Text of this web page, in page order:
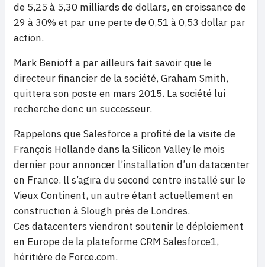
de 5,25 à 5,30 milliards de dollars, en croissance de
29 à 30% et par une perte de 0,51 à 0,53 dollar par
action.
Mark Benioff a par ailleurs fait savoir que le
directeur financier de la société, Graham Smith,
quittera son poste en mars 2015. La société lui
recherche donc un successeur.
Rappelons que Salesforce a profité de la visite de
François Hollande dans la Silicon Valley le mois
dernier pour annoncer l’installation d’un datacenter
en France. ll s’agira du second centre installé sur le
Vieux Continent, un autre étant actuellement en
construction à Slough près de Londres.
Ces datacenters viendront soutenir le déploiement
en Europe de la plateforme CRM Salesforce1,
héritière de Force.com.